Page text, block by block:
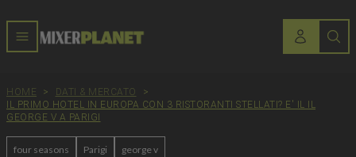
HOME > DATI & MERCATO
>
IL PRIMO HOTEL IN EUROPA CON 3 RISTORANTI STELLATI? E' IL IL
GEORGE V A PARIGI
four seasons Parigi george v